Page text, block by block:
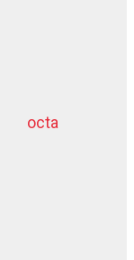
octa
dziļurbums